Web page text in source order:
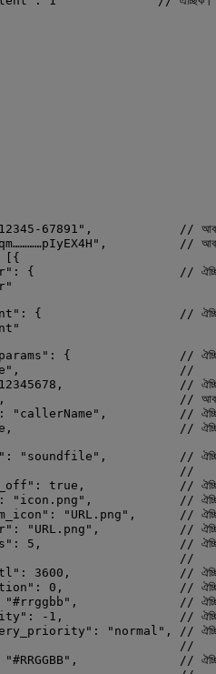
12345-67891 " , //
" , //
[{
: { //
"
: { //
"
: { //
" , //
12345678 , //
, //
: " callerName " , //
, //
: " soundfile " , //
//
: true , //
: " icon.png " , //
: " URL.png " , //
: " URL.png " , //
: 5 , //
//
: 3600 , //
: 0 , //
"#rrggbb " , //
: -1 , //
: " normal " , //
//
"#RRGGBB " , //